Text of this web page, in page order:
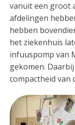
vanuit een groot
afdelingen
hebben
het ziekenhuis
infuuspomp van
gekomen.
compactheid van